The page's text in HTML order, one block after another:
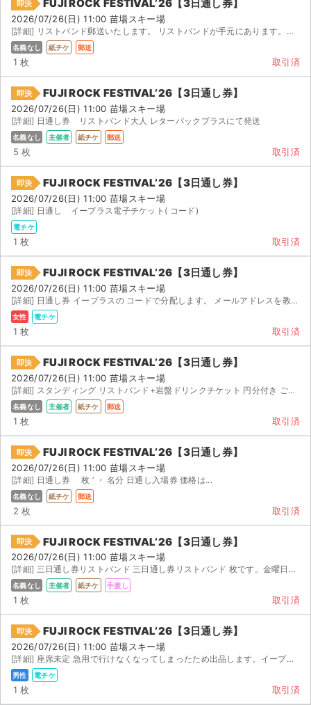
即決 FUJI ROCK FESTIVAL’26【3日通し券】
2026/07/26(日) 11:00 苗場スキー場
[詳細] リストバンド郵送いたします。 リストバンドが手元にあります。取引でき次第郵送いたします。よろし...
名義なし 紙チケ 郵送
1 枚 取引済
即決 FUJI ROCK FESTIVAL’26【3日通し券】
2026/07/26(日) 11:00 苗場スキー場
[詳細] 日通し券 リストバンド大人 レターパックプラスにて発送
名義なし 主催者 紙チケ 郵送
5 枚 取引済
即決 FUJI ROCK FESTIVAL’26【3日通し券】
2026/07/26(日) 11:00 苗場スキー場
[詳細] 日通し イープラス電子チケット( コード)
電チケ
1 枚 取引済
即決 FUJI ROCK FESTIVAL’26【3日通し券】
2026/07/26(日) 11:00 苗場スキー場
[詳細] 日通し券 イープラスの コードで分配します。 メールアドレスを教えてください。
女性 電チケ
1 枚 取引済
即決 FUJI ROCK FESTIVAL’26【3日通し券】
2026/07/26(日) 11:00 苗場スキー場
[詳細] スタンディング リストバンド+岩盤ドリンクチケット 円分付き ご購入後速やかに送付致しま...
名義なし 主催者 紙チケ 郵送
1 枚 取引済
即決 FUJI ROCK FESTIVAL’26【3日通し券】
2026/07/26(日) 11:00 苗場スキー場
[詳細] 日通し券 枚 ’ ・ 名分 日通し入場券 価格は...
名義なし 紙チケ 郵送
2 枚 取引済
即決 FUJI ROCK FESTIVAL’26【3日通し券】
2026/07/26(日) 11:00 苗場スキー場
[詳細] 三日通し券リストバンド 三日通し券リストバンド 枚です。金曜日、会場手渡しか越後湯沢駅のロッカ...
名義なし 主催者 紙チケ 手渡し
1 枚 取引済
即決 FUJI ROCK FESTIVAL’26【3日通し券】
2026/07/26(日) 11:00 苗場スキー場
[詳細] 座席未定 急用で行けなくなってしまったため出品します。イープラス、 で共有します。定価＋手...
男性 電チケ
1 枚 取引済